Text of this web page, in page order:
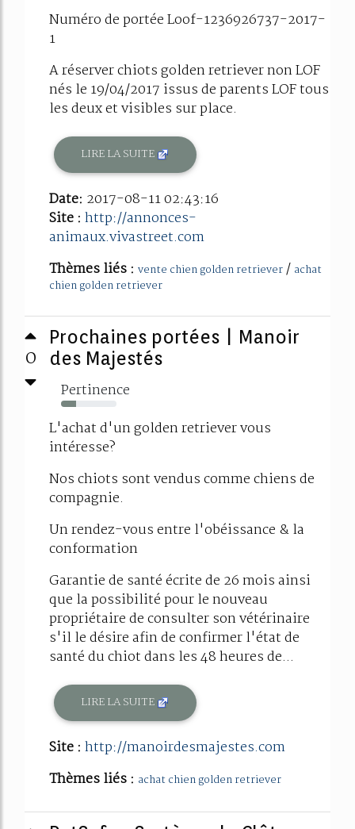
Numéro de portée Loof-1236926737-2017-
1
A réserver chiots golden retriever non LOF
nés le 19/04/2017 issus de parents LOF tous
les deux et visibles sur place.
LIRE LA SUITE
Date: 2017-08-11 02:43:16
Site : http://annonces-
animaux.vivastreet.com
Thèmes liés : vente chien golden retriever/ achat
chien golden retriever
0
Prochaines portées | Manoir
des Majestés
Pertinence
27%
L'achat d'un golden retriever vous
intéresse?
Nos chiots sont vendus comme chiens de
compagnie.
Un rendez-vous entre l'obéissance & la
conformation
Garantie de santé écrite de 26 mois ainsi
que la possibilité pour le nouveau
propriétaire de consulter son vétérinaire
s'il le désire afin de confirmer l'état de
santé du chiot dans les 48 heures de...
LIRE LA SUITE
Site : http://manoirdesmajestes.com
Thèmes liés : achat chien golden retriever